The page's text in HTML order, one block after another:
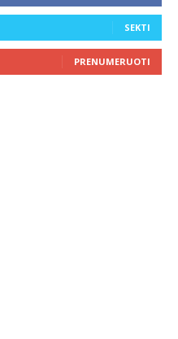
SEKTI
PRENUMERUOTI